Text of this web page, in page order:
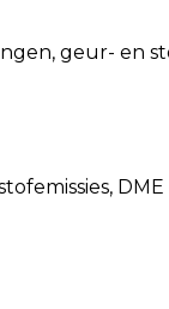
geur- en